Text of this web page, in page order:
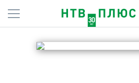
Телеканалы